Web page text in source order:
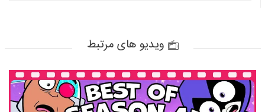
ویدیو های مرتبط